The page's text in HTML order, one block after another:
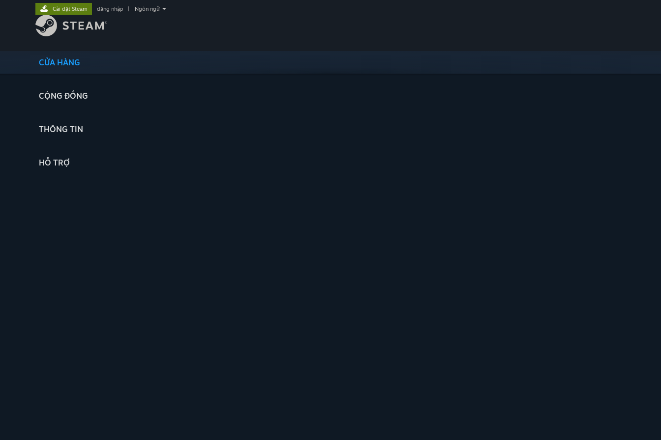
CỬA HÀNG
CỘNG ĐỒNG
THÔNG TIN
HỖ TRỢ
Cài đặt Steam đăng nhập Ngôn ngữ